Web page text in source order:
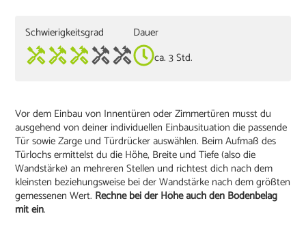
Schwierigkeitsgrad
Dauer
ca. 3 Std.
Vor dem Einbau von Innentüren oder Zimmertüren musst du
ausgehend von deiner individuellen Einbausituation die passende
Tür sowie Zarge und Türdrücker auswählen. Beim Aufmaß des
Türlochs ermittelst du die Höhe, Breite und Tiefe (also die
Wandstärke) an mehreren Stellen und richtest dich nach dem
kleinsten beziehungsweise bei der Wandstärke nach dem größten
gemessenen Wert. Rechne bei der Höhe auch den Bodenbelag
mit ein.